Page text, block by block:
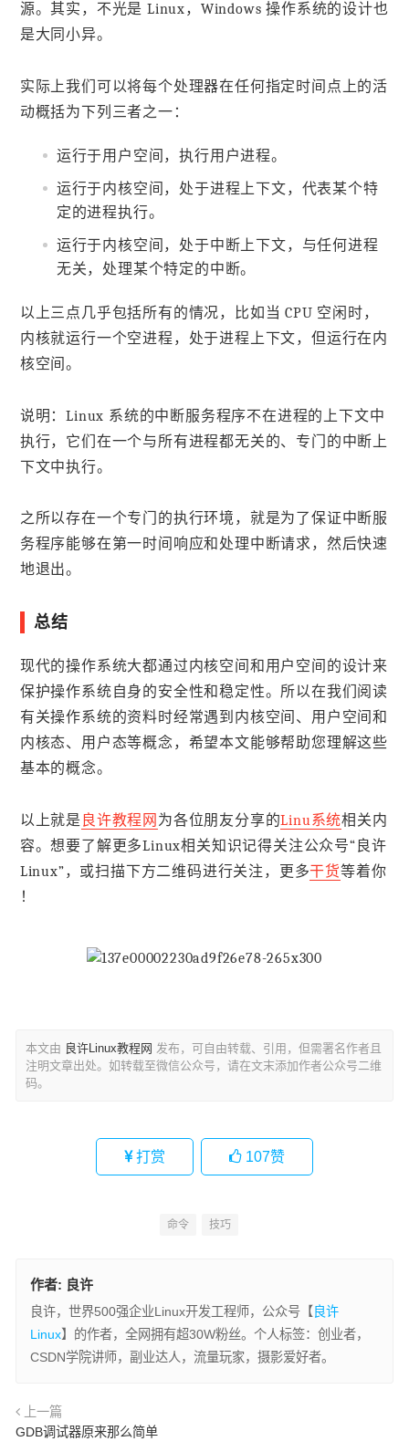
源。其实，不光是 Linux，Windows 操作系统的设计也
是大同小异。
实际上我们可以将每个处理器在任何指定时间点上的活
动概括为下列三者之一：
运行于用户空间，执行用户进程。
运行于内核空间，处于进程上下文，代表某个特
定的进程执行。
运行于内核空间，处于中断上下文，与任何进程
无关，处理某个特定的中断。
以上三点几乎包括所有的情况，比如当 CPU 空闲时，
内核就运行一个空进程，处于进程上下文，但运行在内
核空间。
说明：Linux 系统的中断服务程序不在进程的上下文中
执行，它们在一个与所有进程都无关的、专门的中断上
下文中执行。
之所以存在一个专门的执行环境，就是为了保证中断服
务程序能够在第一时间响应和处理中断请求，然后快速
地退出。
总结
现代的操作系统大都通过内核空间和用户空间的设计来
保护操作系统自身的安全性和稳定性。所以在我们阅读
有关操作系统的资料时经常遇到内核空间、用户空间和
内核态、用户态等概念，希望本文能够帮助您理解这些
基本的概念。
以上就是 良许教程网 为各位朋友分享的Linu系统相关内
容。想要了解更多Linux相关知识记得关注公众号“良许
Linux”，或扫描下方二维码进行关注，更多干货等着你
！
本文由 良许Linux教程网 发布，可自由转载、引用，但需署名作者且
注明文章出处。如转载至微信公众号，请在文末添加作者公众号二维
码。
打赏 107赞
命令 技巧
作者: 良许
良许，世界500强企业Linux开发工程师，公众号【 良许
Linux】的作者，全网拥有超30W粉丝。个人标签：创业者，
CSDN学院讲师，副业达人，流量玩家，摄影爱好者。
上一篇
GDB调试器原来那么简单